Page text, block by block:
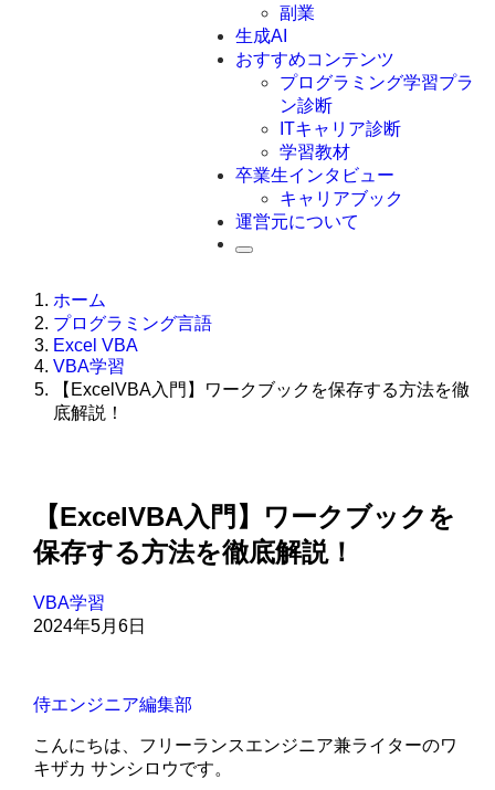
Swift
Ruby
副業
生成AI
おすすめコンテンツ
プログラミング学習プラ
ン診断
ITキャリア診断
学習教材
卒業生インタビュー
キャリアブック
運営元について
ホーム
プログラミング言語
Excel VBA
VBA学習
【ExcelVBA入門】ワークブックを保存する方法を徹
底解説！
【ExcelVBA入門】ワークブックを
保存する方法を徹底解説！
VBA学習
2024年5月6日
侍エンジニア編集部
こんにちは、フリーランスエンジニア兼ライターのワ
キザカ サンシロウです。